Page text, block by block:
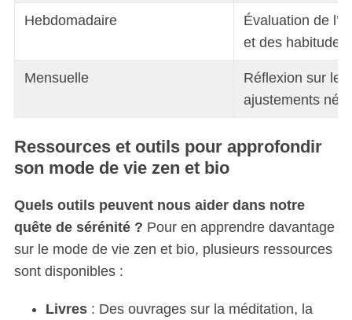
Hebdomadaire
Évaluation de
et des habitudes
Mensuelle
Réflexion sur
ajustements
Ressources et outils pour approfondir
son mode de vie zen et bio
Quels outils peuvent nous aider dans notre
quête de sérénité ? Pour en apprendre davantage
sur le mode de vie zen et bio, plusieurs ressources
sont disponibles :
Livres: Des ouvrages sur la méditation, la